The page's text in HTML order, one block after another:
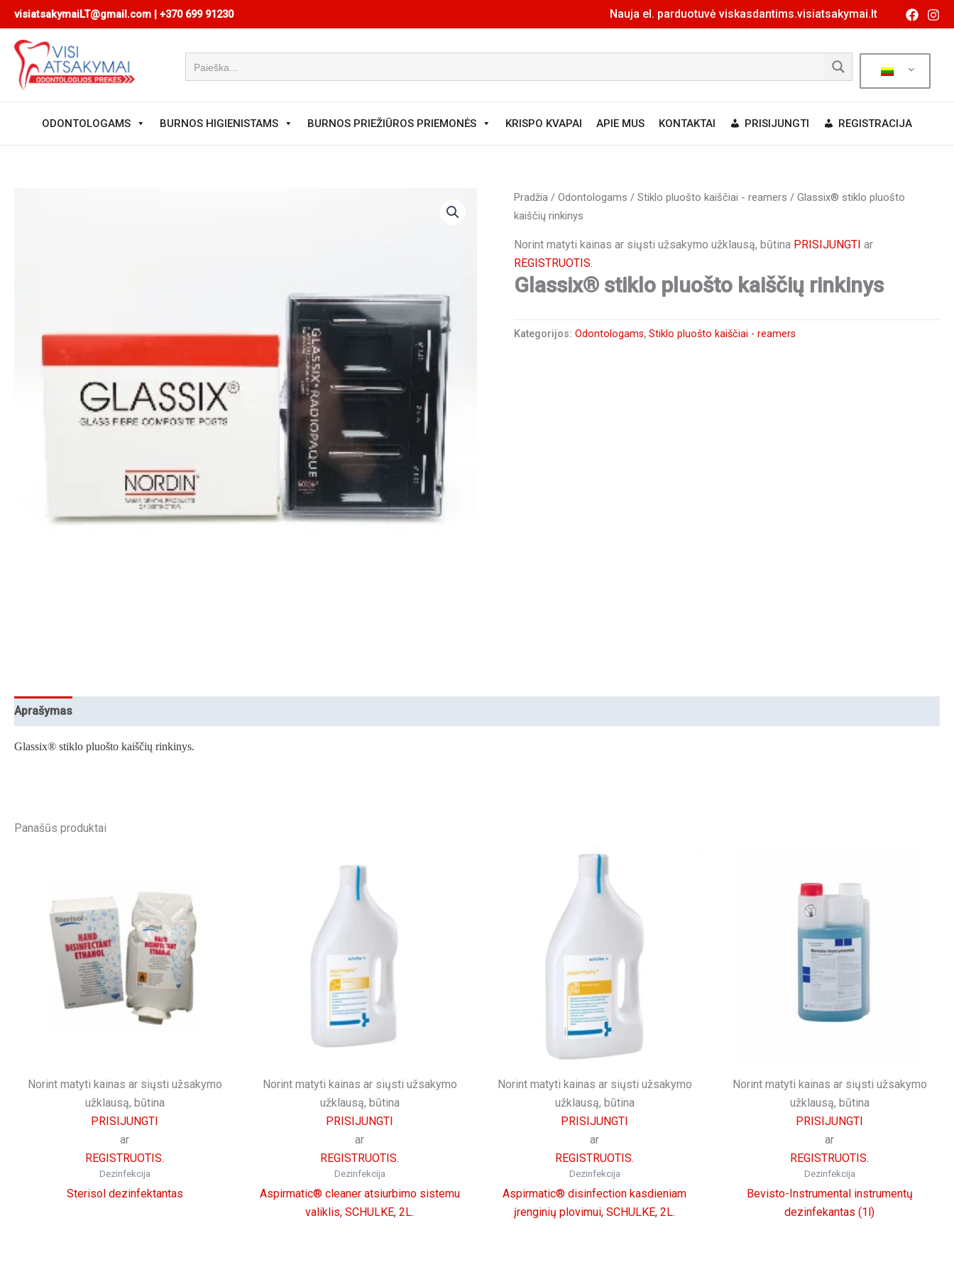
Pereiti
prie
turinio
visiatsakymaiLT@gmail.com | +370 699 91230 Nauja el. parduotuvė viskasdantims.visiatsakymai.lt
ODONTOLOGAMS BURNOS HIGIENISTAMS BURNOS PRIEŽIŪROS PRIEMONĖS KRISPO KVAPAI APIE MUS KONTAKTAI PRISIJUNGTI REGISTRACIJA
Pradžia /Odontologams /Stiklo pluošto kaiščiai - reamers / Glassix® stiklo pluošto
kaiščių rinkinys
Norint matyti kainas ar siųsti užsakymo užklausą, būtina PRISIJUNGTI ar
REGISTRUOTIS.
Glassix® stiklo pluošto kaiščių rinkinys
Kategorijos:Odontologams,Stiklo pluošto kaiščiai - reamers
Aprašymas
Glassix® stiklo pluošto kaiščių rinkinys.
Panašūs produktai
Norint matyti kainas ar siųsti užsakymo
užklausą, būtina
PRISIJUNGTI
ar
REGISTRUOTIS.
Dezinfekcija
Sterisol dezinfektantas
Norint matyti kainas ar siųsti užsakymo
užklausą, būtina
PRISIJUNGTI
ar
REGISTRUOTIS.
Dezinfekcija
Aspirmatic® cleaner atsiurbimo sistemu
valiklis, SCHULKE, 2L.
Norint matyti kainas ar siųsti užsakymo
užklausą, būtina
PRISIJUNGTI
ar
REGISTRUOTIS.
Dezinfekcija
Aspirmatic® disinfection kasdieniam
įrenginių plovimui, SCHULKE, 2L.
Norint matyti kainas ar siųsti užsakymo
užklausą, būtina
PRISIJUNGTI
ar
REGISTRUOTIS.
Dezinfekcija
Bevisto-Instrumental instrumentų
dezinfekantas (1l)